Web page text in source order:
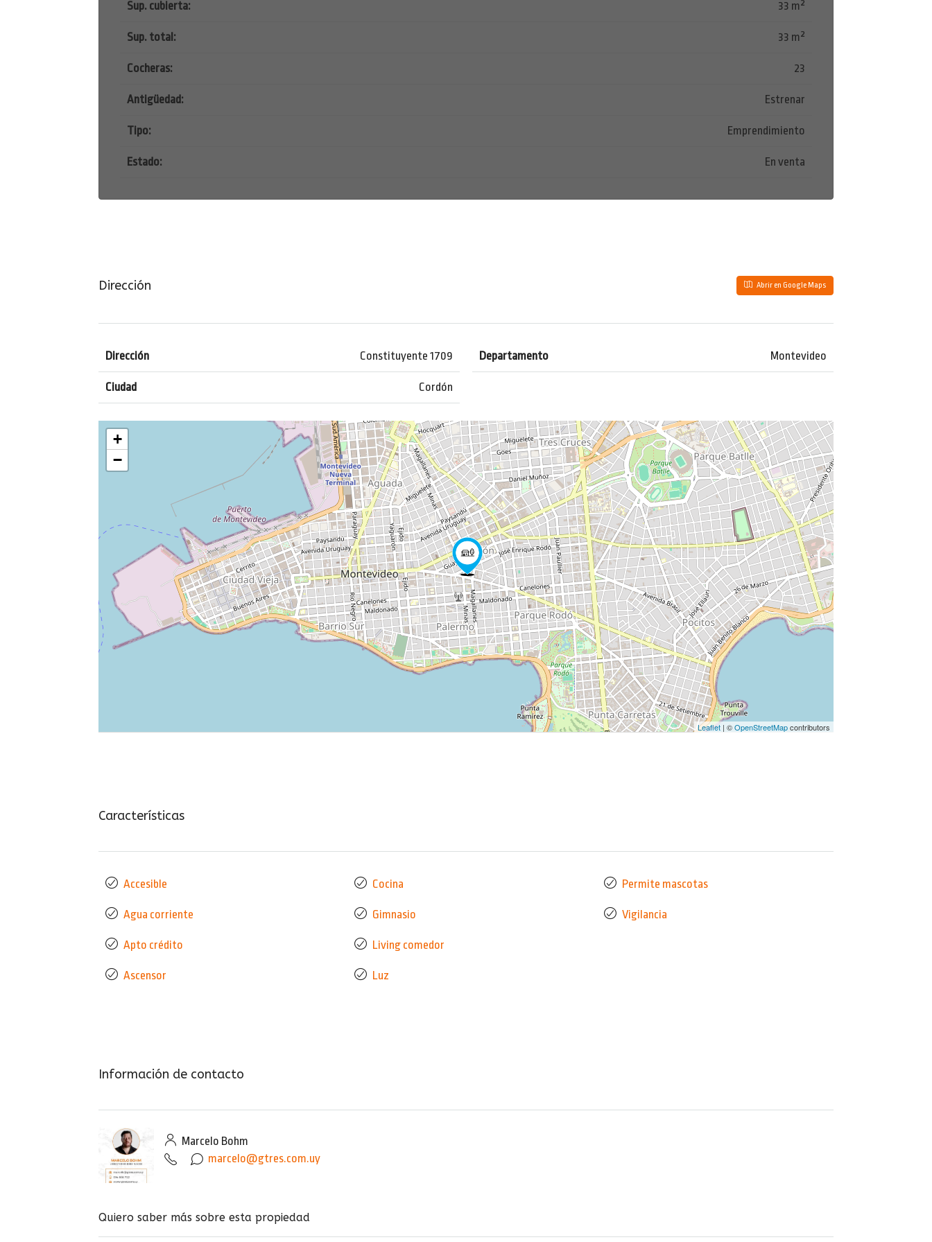
Sup. cubierta: 33 m²
Sup. total: 33 m²
Cocheras: 23
Antigüedad: Estrenar
Tipo: Emprendimiento
Estado: En venta
Dirección Abrir en Google Maps
Dirección Constituyente 1709
Ciudad Cordón
Departamento Montevideo
+
−
Leaflet | ©OpenStreetMapcontributors
Características
Accesible
Agua corriente
Apto crédito
Ascensor
Cocina
Gimnasio
Living comedor
Luz
Permite mascotas
Vigilancia
Información de contacto
Marcelo Bohm
marcelo@gtres.com.uy
Quiero saber más sobre esta propiedad